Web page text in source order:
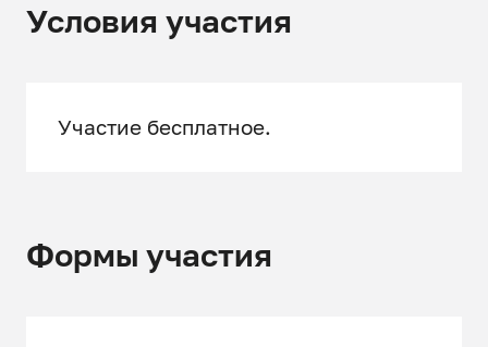
Условия участия
Участие бесплатное.
Формы участия